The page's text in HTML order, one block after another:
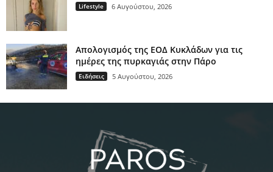
Lifestyle 6 Αυγούστου, 2026
Απολογισμός της ΕΟΔ Κυκλάδων για τις
ημέρες της πυρκαγιάς στην Πάρο
Ειδήσεις 5 Αυγούστου, 2026